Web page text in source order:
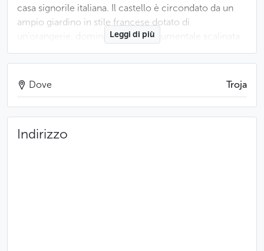
casa signorile italiana. Il castello è circondato da un
ampio giardino in stile francese dotato di
un’orangerie, dominato dalla monumentale scalinata
ricoperta da statue di importanti artisti barocchi. Qui
trovate il programma attuale delle esposizioni. Le
mostre sono dedicate principalmente alle statue
antiche, alla ceramica, alla porcellana e alle arti
applicate, ma presentano anche artisti cechi
contemporanei.
Leggi di più
Dove Troja
Indirizzo